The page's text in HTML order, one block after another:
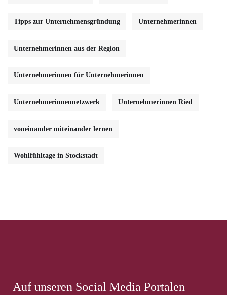
Tipps zur Unternehmensgründung Unternehmerinnen
Unternehmerinnen aus der Region
Unternehmerinnen für Unternehmerinnen
Unternehmerinnennetzwerk Unternehmerinnen Ried
voneinander miteinander lernen
Wohlfühltage in Stockstadt
Auf unseren Social Media Portalen